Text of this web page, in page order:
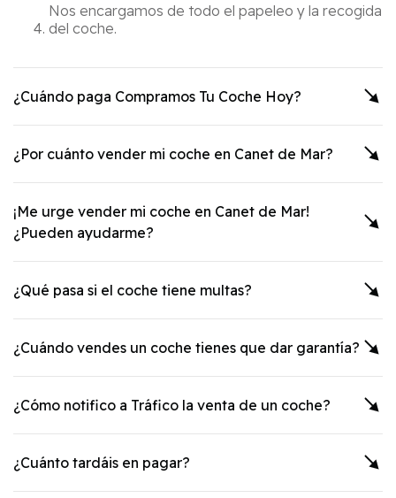
Nos encargamos de todo el papeleo y la recogida
del coche.
¿Cuándo paga Compramos Tu Coche Hoy?
¿Por cuánto vender mi coche en Canet de Mar?
¡Me urge vender mi coche en Canet de Mar!
¿Pueden ayudarme?
¿Qué pasa si el coche tiene multas?
¿Cuándo vendes un coche tienes que dar garantía?
¿Cómo notifico a Tráfico la venta de un coche?
¿Cuánto tardáis en pagar?